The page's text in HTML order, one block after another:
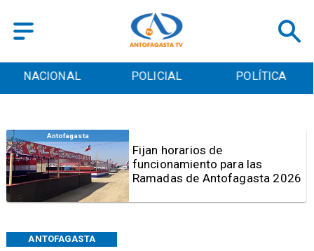
POLICIAL POLÍTICA CULTURA
ANTOFAGASTA
Antofagasta
Por graves deficiencias:
Prohiben uso de caldera en
Embotelladora Andina en
Antofagasta